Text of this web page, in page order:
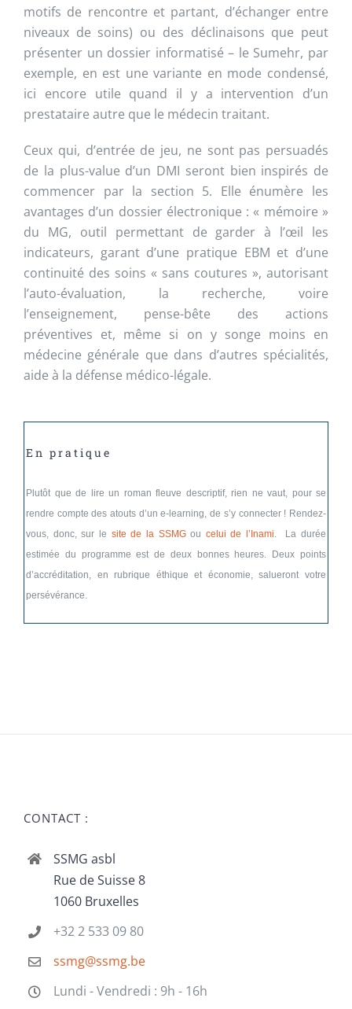
motifs de rencontre et partant, d’échanger entre
niveaux de soins) ou des déclinaisons que peut
présenter un dossier informatisé – le Sumehr, par
exemple, en est une variante en mode condensé,
ici encore utile quand il y a intervention d’un
prestataire autre que le médecin traitant.
Ceux qui, d’entrée de jeu, ne sont pas persuadés
de la plus-value d’un DMI seront bien inspirés de
commencer par la section 5. Elle énumère les
avantages d’un dossier électronique : « mémoire »
du MG, outil permettant de garder à l’œil les
indicateurs, garant d’une pratique EBM et d’une
continuité des soins « sans coutures », autorisant
l’auto-évaluation, la recherche, voire
l’enseignement, pense-bête des actions
préventives et, même si on y songe moins en
médecine générale que dans d’autres spécialités,
aide à la défense médico-légale.
En pratique
Plutôt que de lire un roman fleuve descriptif, rien ne vaut, pour se
rendre compte des atouts d’un e-learning, de s’y connecter ! Rendez-
vous, donc, sur le site de la SSMGou celui de l’Inami . La durée
estimée du programme est de deux bonnes heures. Deux points
d’accréditation, en rubrique éthique et économie, salueront votre
persévérance.
CONTACT :
SSMG asbl
Rue de Suisse 8
1060 Bruxelles
+32 2 533 09 80
ssmg@ssmg.be
Lundi - Vendredi : 9h - 16h